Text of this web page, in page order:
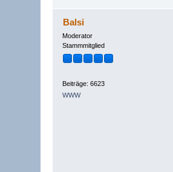
Balsi
Moderator
Stammmitglied
Beiträge: 6623
WWW